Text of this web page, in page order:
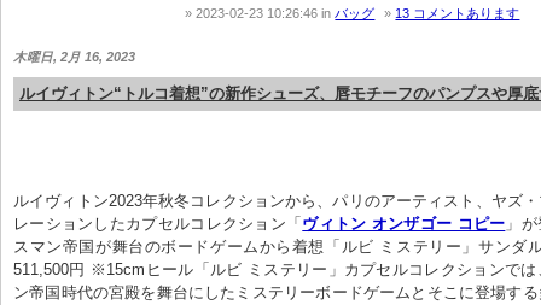
2023-02-23 10:26:46inバッグ 13 コメントあります
木曜日, 2月 16, 2023
ルイヴィトン“トルコ着想”の新作シューズ、唇モチーフのパンプスや厚
ルイヴィトン2023年秋冬コレクションから、パリのアーティスト、ヤズ
レーションしたカプセルコレクション「 ヴィトン オンザゴー コピー 」
スマン帝国が舞台のボードゲームから着想「ルビ ミステリー」サンダ
511,500円 ※15cmヒール「ルビ ミステリー」カプセルコレクションで
ン帝国時代の宮殿を舞台にしたミステリーボードゲームとそこに登場す